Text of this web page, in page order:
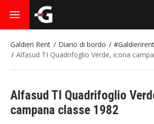
Galdieri Rent Diario di bordo
Alfasud TI Quadrifoglio Verde, icona
Alfasud TI Quadrifoglio
campana classe 1982